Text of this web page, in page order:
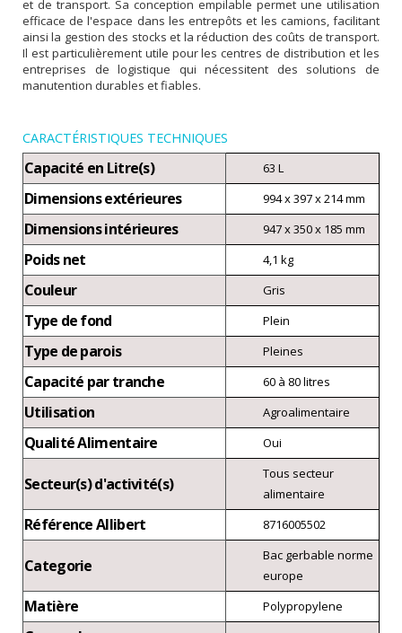
et de transport. Sa conception empilable permet une utilisation
efficace de l'espace dans les entrepôts et les camions, facilitant
ainsi la gestion des stocks et la réduction des coûts de transport.
Il est particulièrement utile pour les centres de distribution et les
entreprises de logistique qui nécessitent des solutions de
manutention durables et fiables.
CARACTÉRISTIQUES TECHNIQUES
Capacité en Litre(s) 63 L
Dimensions extérieures 994 x 397 x 214 mm
Dimensions intérieures 947 x 350 x 185 mm
Poids net 4,1 kg
Couleur Gris
Type de fond Plein
Type de parois Pleines
Capacité par tranche 60 à 80 litres
Utilisation Agroalimentaire
Qualité Alimentaire Oui
Secteur(s) d'activité(s)
Tous secteur
alimentaire
Référence Allibert 8716005502
Categorie
Bac gerbable norme
europe
Matière Polypropylene